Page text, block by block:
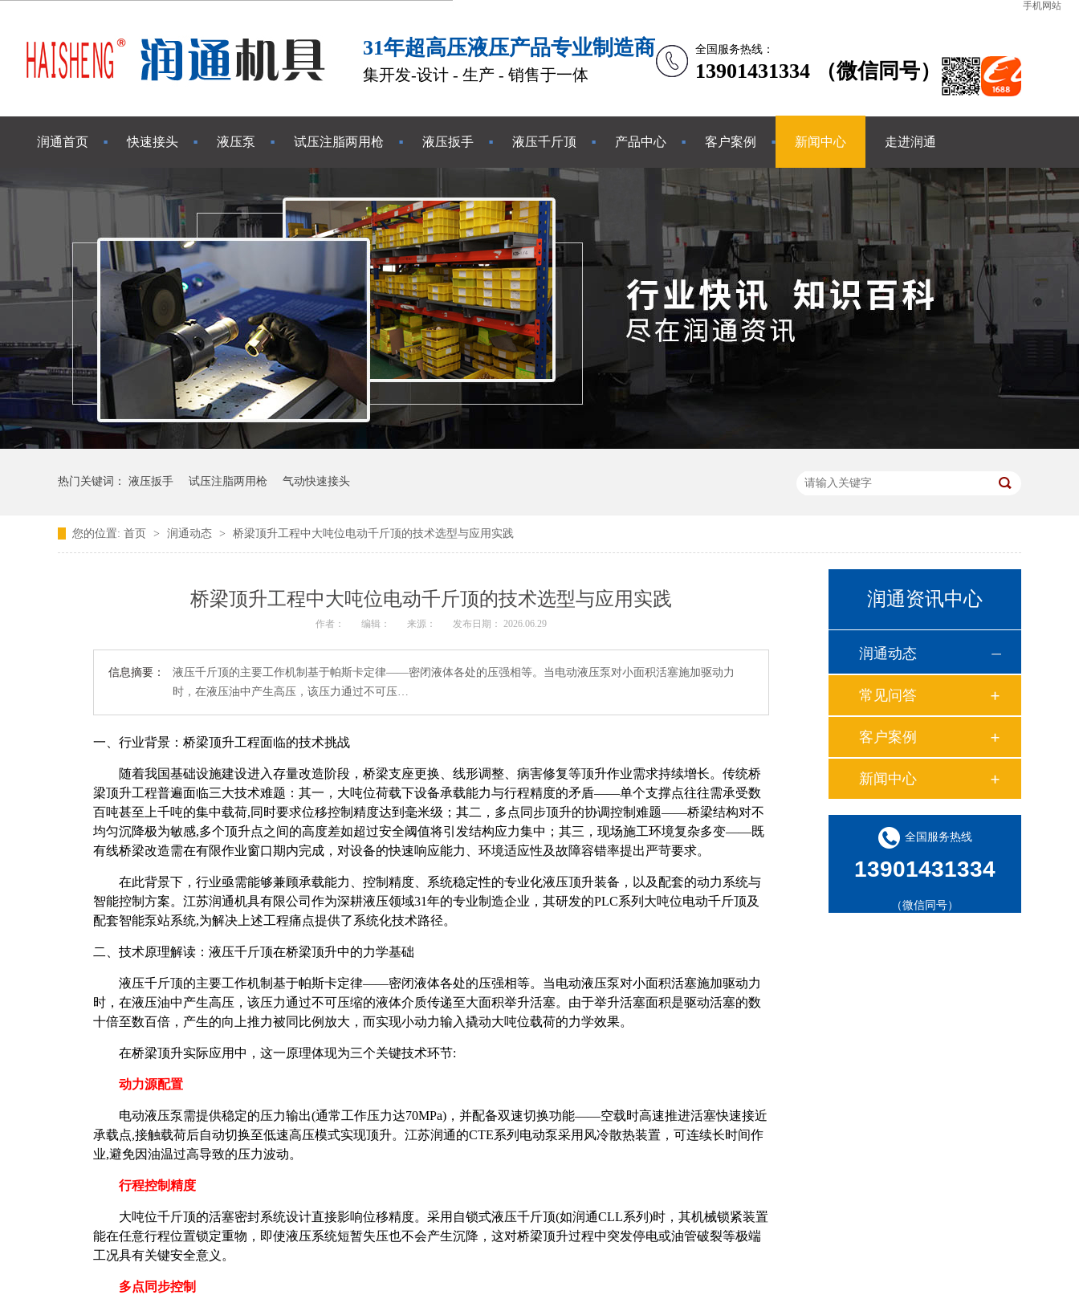
31年超高压液压产品专业制造商
集开发-设计 - 生产 - 销售于一体
全国服务热线：
13901431334 （微信同号）
手机网站
润通首页 快速接头 液压泵 试压注脂两用枪 液压扳手 液压千斤顶 产品中心 客户案例 新闻中心 走进润通
热门关键词： 液压扳手 试压注脂两用枪 气动快速接头
您的位置: 首页 > 润通动态 > 桥梁顶升工程中大吨位电动千斤顶的技术选型与应用实践
桥梁顶升工程中大吨位电动千斤顶的技术选型与应用实践
作者： 编辑： 来源： 发布日期： 2026.06.29
信息摘要：
液压千斤顶的主要工作机制基于帕斯卡定律——密闭液体各处的压强相等。当电动液压泵对小面积活塞施加驱动力
时，在液压油中产生高压，该压力通过不可压…
一、行业背景：桥梁顶升工程面临的技术挑战
随着我国基础设施建设进入存量改造阶段，桥梁支座更换、线形调整、病害修复等顶升作业需求持续增长。传统桥
梁顶升工程普遍面临三大技术难题：其一，大吨位荷载下设备承载能力与行程精度的矛盾——单个支撑点往往需承受数
百吨甚至上千吨的集中载荷,同时要求位移控制精度达到毫米级；其二，多点同步顶升的协调控制难题——桥梁结构对不
均匀沉降极为敏感,多个顶升点之间的高度差如超过安全阈值将引发结构应力集中；其三，现场施工环境复杂多变——既
有线桥梁改造需在有限作业窗口期内完成，对设备的快速响应能力、环境适应性及故障容错率提出严苛要求。
在此背景下，行业亟需能够兼顾承载能力、控制精度、系统稳定性的专业化液压顶升装备，以及配套的动力系统与
智能控制方案。江苏润通机具有限公司作为深耕液压领域31年的专业制造企业，其研发的PLC系列大吨位电动千斤顶及
配套智能泵站系统,为解决上述工程痛点提供了系统化技术路径。
二、技术原理解读：液压千斤顶在桥梁顶升中的力学基础
液压千斤顶的主要工作机制基于帕斯卡定律——密闭液体各处的压强相等。当电动液压泵对小面积活塞施加驱动力
时，在液压油中产生高压，该压力通过不可压缩的液体介质传递至大面积举升活塞。由于举升活塞面积是驱动活塞的数
十倍至数百倍，产生的向上推力被同比例放大，而实现小动力输入撬动大吨位载荷的力学效果。
在桥梁顶升实际应用中，这一原理体现为三个关键技术环节:
动力源配置
电动液压泵需提供稳定的压力输出(通常工作压力达70MPa)，并配备双速切换功能——空载时高速推进活塞快速接近
承载点,接触载荷后自动切换至低速高压模式实现顶升。江苏润通的CTE系列电动泵采用风冷散热装置，可连续长时间作
业,避免因油温过高导致的压力波动。
行程控制精度
大吨位千斤顶的活塞密封系统设计直接影响位移精度。采用自锁式液压千斤顶(如润通CLL系列)时，其机械锁紧装置
能在任意行程位置锁定重物，即使液压系统短暂失压也不会产生沉降，这对桥梁顶升过程中突发停电或油管破裂等极端
工况具有关键安全意义。
多点同步控制
润通资讯中心
润通动态
常见问答
客户案例
新闻中心
全国服务热线
13901431334
（微信同号）